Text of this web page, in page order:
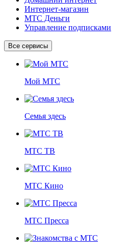
Интернет-магазин
МТС Деньги
Управление подписками
Все сервисы
Мой МТС
Семья здесь
МТС ТВ
МТС Кино
МТС Пресса